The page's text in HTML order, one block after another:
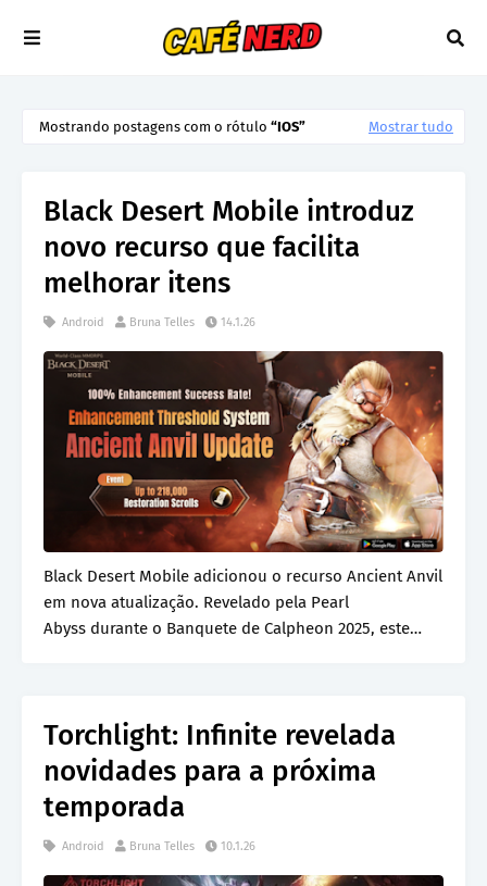
Mostrando postagens com o rótulo IOS Mostrar tudo
Black Desert Mobile introduz
novo recurso que facilita
melhorar itens
Android Bruna Telles 14.1.26
Black Desert Mobile adicionou o recurso Ancient Anvil
em nova atualização. Revelado pela Pearl
Abyss durante o Banquete de Calpheon 2025, este
Torchlight: Infinite revelada
novidades para a próxima
temporada
Android Bruna Telles 10.1.26